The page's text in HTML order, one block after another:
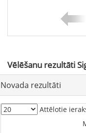
Vēlēšanu rezultāti
Novada rezultāti
Attēlotie